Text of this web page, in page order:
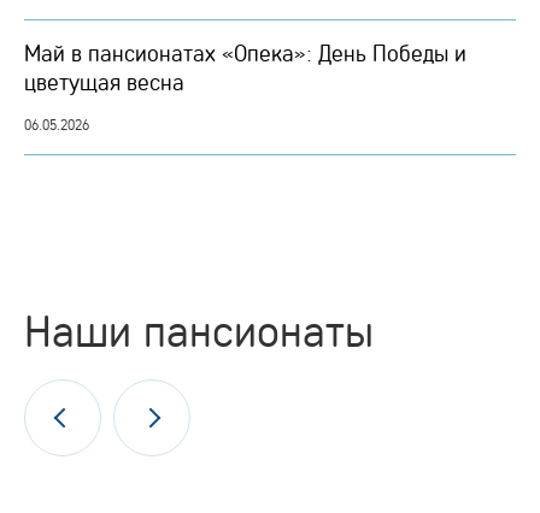
Май в пансионатах «Опека»: День Победы и
цветущая весна
06.05.2026
Наши пансионаты